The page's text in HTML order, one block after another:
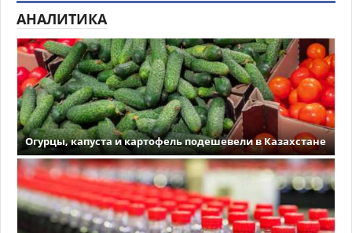
АНАЛИТИКА
Огурцы, капуста и картофель подешевели в Казахстане